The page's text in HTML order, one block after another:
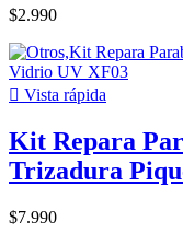
$2.990
 Vista rápida
Kit Repara
Trizadura
$7.990